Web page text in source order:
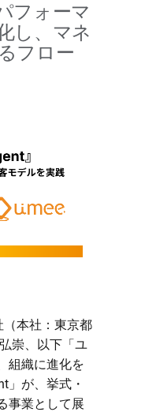
フォーマ
し、マネ
フロー
（本社：東京都
崇、以下「ユ
組織に進化を
」が、挙式・
事業として展